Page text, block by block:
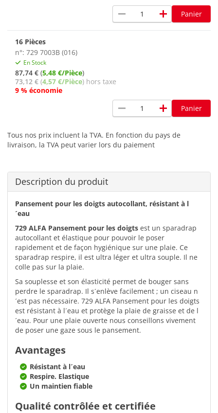
remove add Panier
16 Pièces
n°: 729 7003B (016)
En Stock
87,74 € (5,48 €/Pièce)
73,12 € (4,57 €/Pièce) hors taxe
9 % économie
remove add Panier
Tous nos prix incluent la TVA. En fonction du pays de
livraison, la TVA peut varier lors du paiement
Description du produit
Pansement pour les doigts autocollant, résistant à l
´eau
729 ALFA Pansement pour les doigts est un sparadrap
autocollant et élastique pour pouvoir le poser
rapidement et de façon hygiénique sur une plaie. Ce
sparadrap respire, il est ultra léger et ultra souple. Il ne
colle pas sur la plaie.
Sa souplesse et son élasticité permet de bouger sans
perdre le sparadrap. Il s´enlève facilement ; un ciseau n
´est pas nécessaire. 729 ALFA Pansement pour les doigts
est résistant à l´eau et protège la plaie de graisse et de l
´eau. Pour une plaie ouverte nous conseillons vivement
de poser une gaze sous le pansement.
Avantages
Résistant à l´eau
Respire. Elastique
Un maintien fiable
Qualité contrôlée et certifiée